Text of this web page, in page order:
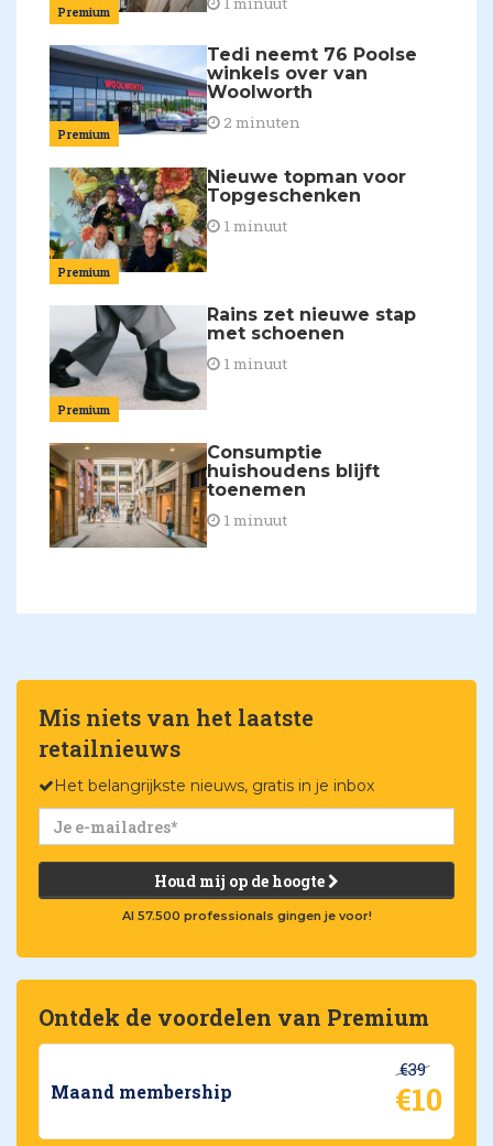
Premium
Premium
Tedi neemt 76 Poolse
winkels over van
Woolworth
2 minuten
Premium
Nieuwe topman voor
Topgeschenken
1 minuut
Premium
Rains zet nieuwe stap
met schoenen
1 minuut
Consumptie
huishoudens blijft
toenemen
1 minuut
Mis niets van het laatste
retailnieuws
Het belangrijkste nieuws, gratis in je inbox
Houd mij op de hoogte
Al 57.500 professionals gingen je voor!
Ontdek de voordelen van Premium
Maand membership
€39
€10